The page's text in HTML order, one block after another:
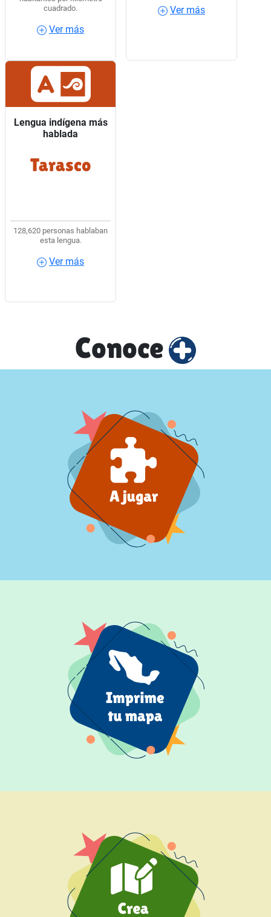
cuadrado.
Ver más
Ver más
Lengua indígena más
hablada
Tarasco
128,620 personas hablaban
esta lengua.
Ver más
Lengua indígena más
hablada
8 de cada 10 hablantes
de lengua indígena
Ver más
Conoce